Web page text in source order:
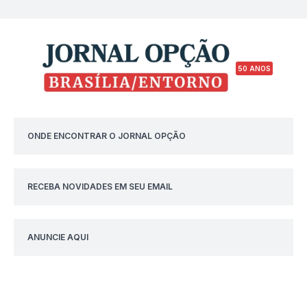
50 ANOS
ONDE ENCONTRAR O JORNAL OPÇÃO
RECEBA NOVIDADES EM SEU EMAIL
ANUNCIE AQUI